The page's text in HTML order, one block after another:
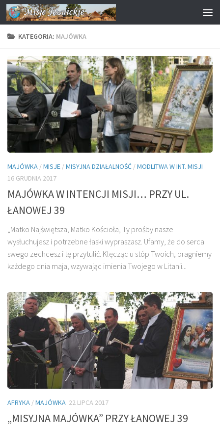
Przejdź do treści
KATEGORIA: MAJÓWKA
MAJÓWKA /MISJE /MISYJNA DZIAŁALNOŚĆ /MODLITWA W INT. MISJI
16 GRUDNIA 2017
MAJÓWKA W INTENCJI MISJI… PRZY UL.
ŁANOWEJ 39
„Matko Najświętsza, Matko Kościoła, Ty prośby nasze
wysłuchujesz i potrzebne łaski wypraszasz. Ufamy, że do serca
swego zechcesz i tę przytulić. Klęcząc u stóp Twoich, pragniemy
każdego dnia maja, wzywając imienia Twojego w Litanii...
AFRYKA /MAJÓWKA 22 LIPCA 2017
„MISYJNA MAJÓWKA” PRZY ŁANOWEJ 39